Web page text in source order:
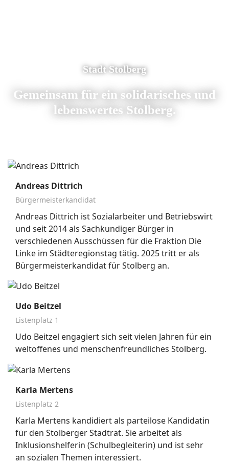
Stadt Stolberg
Gemeinsam für ein solidarisches und
lebenswertes Stolberg.
Andreas Dittrich
Bürgermeisterkandidat
Andreas Dittrich ist Sozialarbeiter und Betriebswirt
und seit 2014 als Sachkundiger Bürger in
verschiedenen Ausschüssen für die Fraktion Die
Linke im Städteregionstag tätig. 2025 tritt er als
Bürgermeisterkandidat für Stolberg an.
Udo Beitzel
Listenplatz 1
Udo Beitzel engagiert sich seit vielen Jahren für ein
weltoffenes und menschenfreundliches Stolberg.
Karla Mertens
Listenplatz 2
Karla Mertens kandidiert als parteilose Kandidatin
für den Stolberger Stadtrat. Sie arbeitet als
Inklusionshelferin (Schulbegleiterin) und ist sehr
an sozialen Themen interessiert.